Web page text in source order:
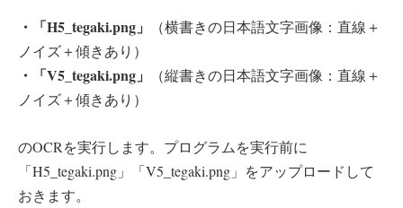
・「H5_tegaki.png」
（横書きの日本語文字画像：直線＋
ノイズ＋傾きあり）
・「V5_tegaki.png」
（縦書きの日本語文字画像：直線＋
ノイズ＋傾きあり）
のOCRを実行します。プログラムを実行前に
「H5_tegaki.png」「V5_tegaki.png」をアップロードして
おきます。